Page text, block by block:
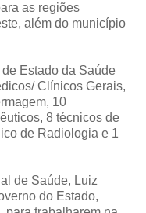
as regiões
além do município
Estado da Saúde
Clínicos Gerais,
10
8 técnicos de
de Radiologia e 1
de Saúde, Luiz
do Estado,